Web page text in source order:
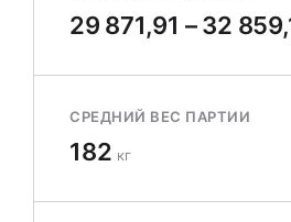
29 871,91 – 32
СРЕДНИЙ ВЕС ПАРТИИ
182 кг